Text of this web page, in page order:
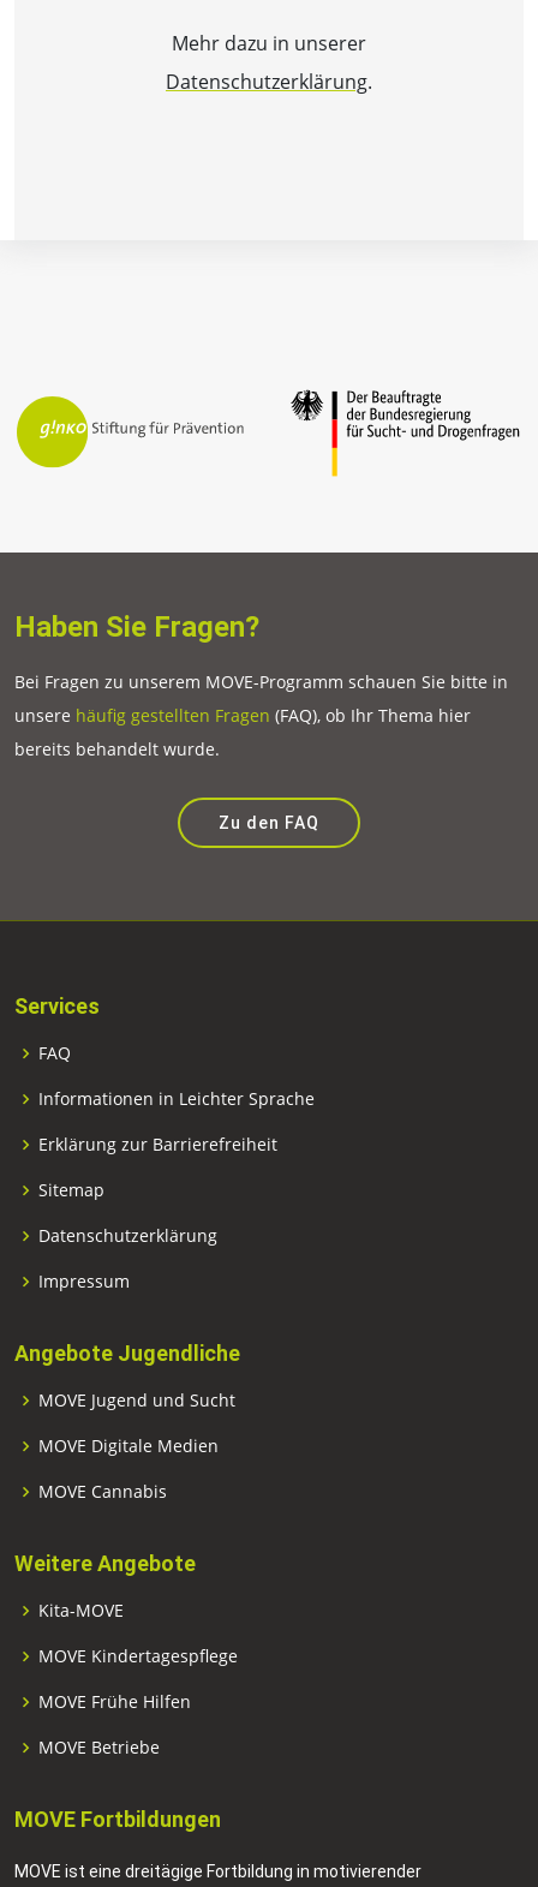
Mehr dazu in unserer
Datenschutzerklärung.
Haben Sie Fragen?
Bei Fragen zu unserem MOVE-Programm schauen Sie bitte in
unsere häufig gestellten Fragen (FAQ), ob Ihr Thema hier
bereits behandelt wurde.
Zu den FAQ
Services
FAQ
Informationen in Leichter Sprache
Erklärung zur Barrierefreiheit
Sitemap
Datenschutzerklärung
Impressum
Angebote Jugendliche
MOVE Jugend und Sucht
MOVE Digitale Medien
MOVE Cannabis
Weitere Angebote
Kita-MOVE
MOVE Kindertagespflege
MOVE Frühe Hilfen
MOVE Betriebe
MOVE Fortbildungen
MOVE ist eine dreitägige Fortbildung in motivierender